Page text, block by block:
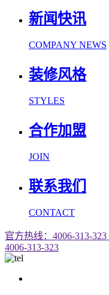
新闻快讯
COMPANY NEWS
装修风格
STYLES
合作加盟
JOIN
联系我们
CONTACT
官方热线：4006-313-323
4006-313-323